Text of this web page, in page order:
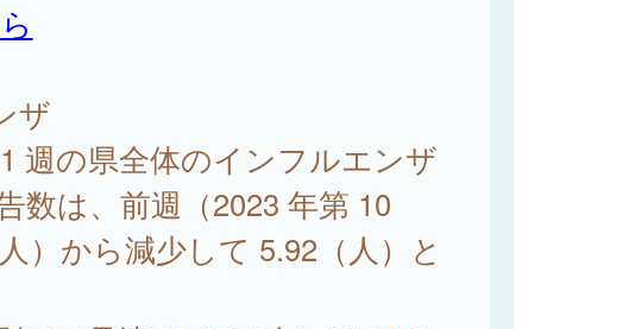
ザ
週の県全体のインフルエンザ
数は、前週（2023 年第 10
）から減少して 5.92（人）と